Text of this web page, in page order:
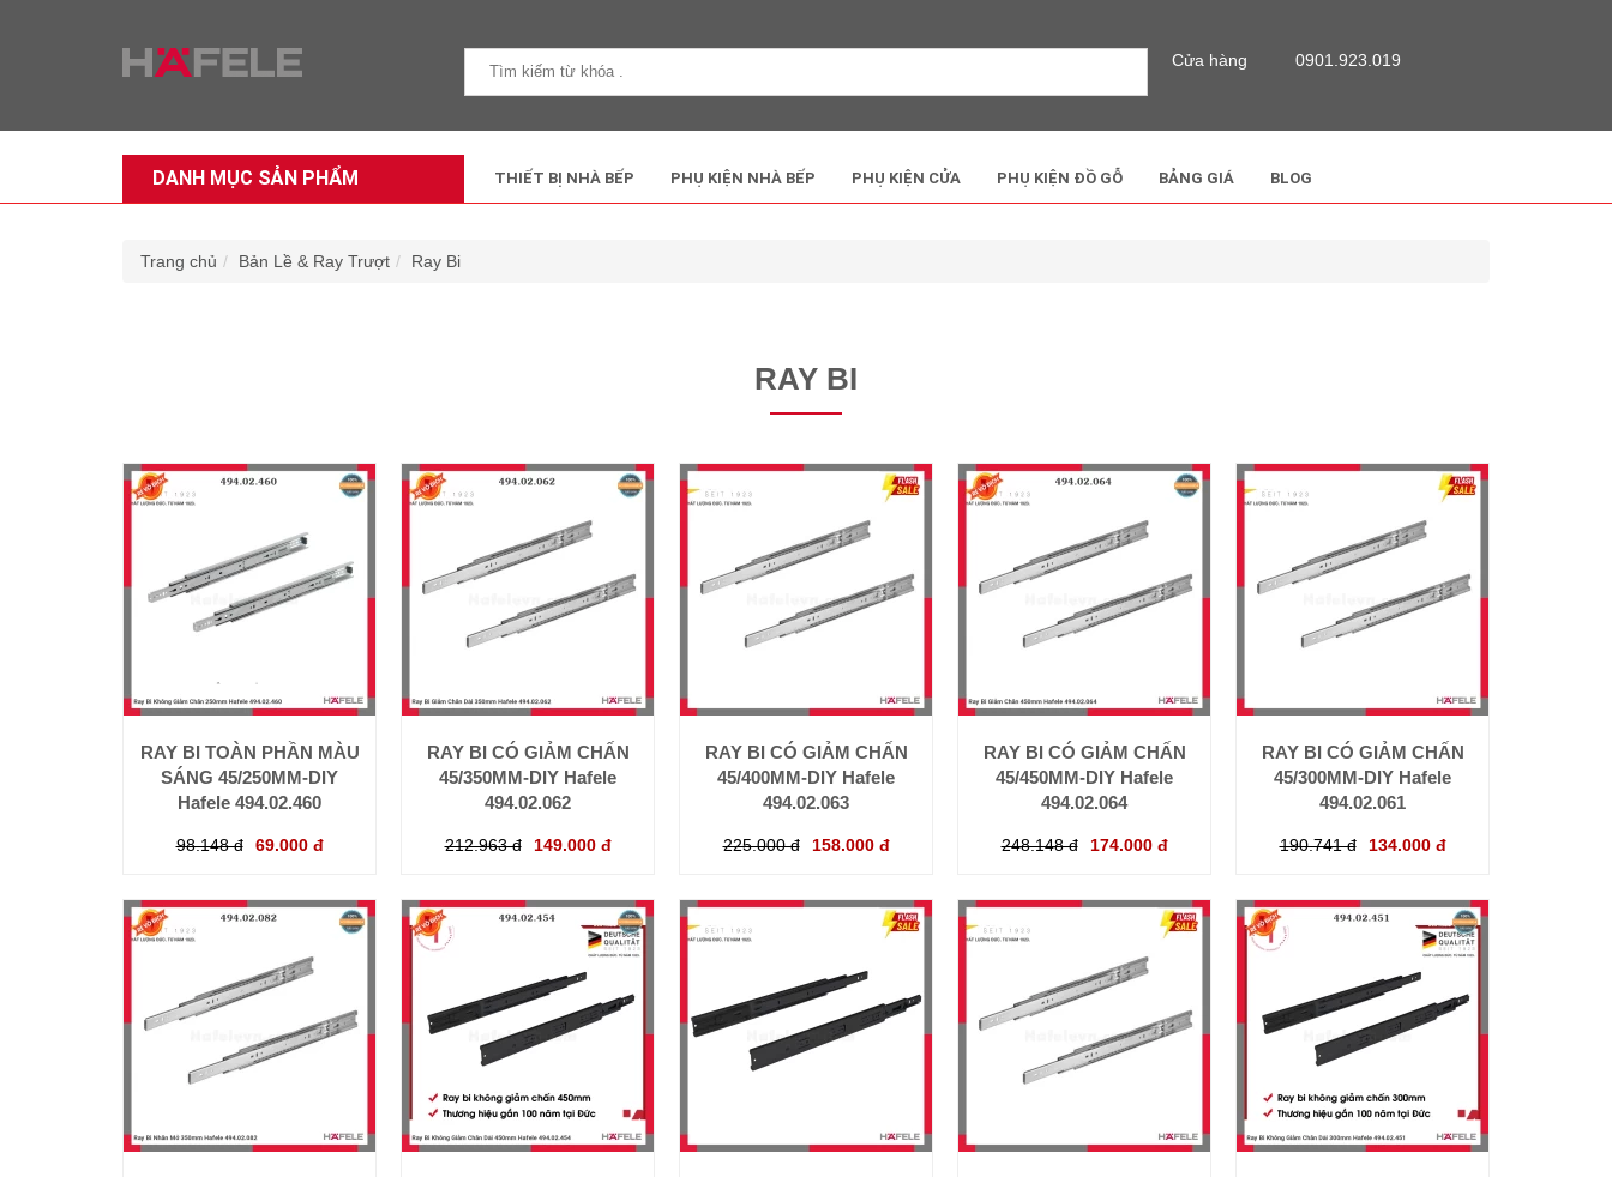
Cửa hàng 0901.923.019
DANH MỤC SẢN PHẨM THIẾT BỊ NHÀ BẾP PHỤ KIỆN NHÀ BẾP PHỤ KIỆN CỬA PHỤ KIỆN ĐỒ GỖ BẢNG GIÁ BLOG
Trang chủ Bản Lề & Ray Trượt Ray Bi
RAY BI
RAY BI TOÀN PHẦN MÀU
SÁNG 45/250MM-DIY
Hafele 494.02.460
98.148 đ 69.000 đ
RAY BI CÓ GIẢM CHẤN
45/350MM-DIY Hafele
494.02.062
212.963 đ 149.000 đ
RAY BI CÓ GIẢM CHẤN
45/400MM-DIY Hafele
494.02.063
225.000 đ 158.000 đ
RAY BI CÓ GIẢM CHẤN
45/450MM-DIY Hafele
494.02.064
248.148 đ 174.000 đ
RAY BI CÓ GIẢM CHẤN
45/300MM-DIY Hafele
494.02.061
190.741 đ 134.000 đ